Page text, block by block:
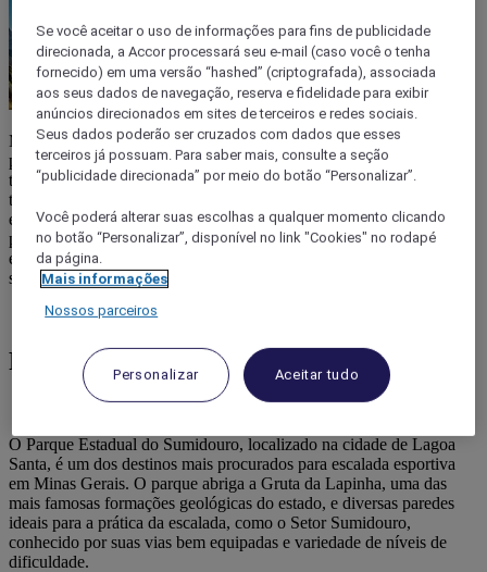
Minas Gerais é um destino ideal para os amantes da escalada, com
paisagens naturais impressionantes e opções de dificuldade para
todos os níveis. De formações rochosas históricas a montanhas de
tirar o fôlego, o estado abriga alguns dos melhores pontos de
escalada do Brasil, e para garantir uma experiência confortável e
prática, os hotéis Ibis espalhados pelo estado são uma excelente
escolha para quem deseja explorar a região com comodidade e
segurança.
Parque Estadual do Sumidouro
O Parque Estadual do Sumidouro, localizado na cidade de Lagoa
Santa, é um dos destinos mais procurados para escalada esportiva
em Minas Gerais. O parque abriga a Gruta da Lapinha, uma das
mais famosas formações geológicas do estado, e diversas paredes
ideais para a prática da escalada, como o Setor Sumidouro,
conhecido por suas vias bem equipadas e variedade de níveis de
dificuldade.
Se você aceitar o uso de informações para fins de publicidade
direcionada, a Accor processará seu e-mail (caso você o tenha
fornecido) em uma versão “hashed” (criptografada), associada
aos seus dados de navegação, reserva e fidelidade para exibir
anúncios direcionados em sites de terceiros e redes sociais.
Seus dados poderão ser cruzados com dados que esses
terceiros já possuam. Para saber mais, consulte a seção
“publicidade direcionada” por meio do botão “Personalizar”.
Você poderá alterar suas escolhas a qualquer momento clicando
no botão “Personalizar”, disponível no link "Cookies" no rodapé
da página.
Mais informações
Nossos parceiros
Personalizar Aceitar tudo